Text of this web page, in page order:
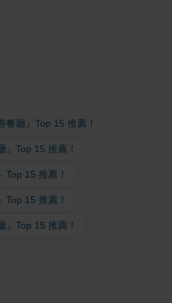
餐廳』Top 15 推薦！
』Top 15 推薦！
Top 15 推薦！
Top 15 推薦！
』Top 15 推薦！